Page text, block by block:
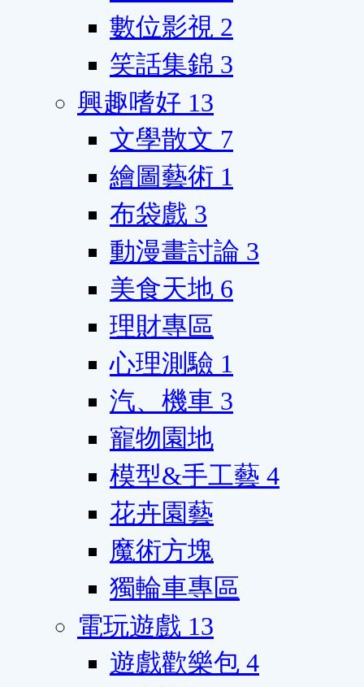
數位影視 2
笑話集錦 3
興趣嗜好 13
文學散文 7
繪圖藝術 1
布袋戲 3
動漫畫討論 3
美食天地 6
理財專區
心理測驗 1
汽、機車 3
寵物園地
模型&手工藝 4
花卉園藝
魔術方塊
獨輪車專區
電玩遊戲 13
遊戲歡樂包 4